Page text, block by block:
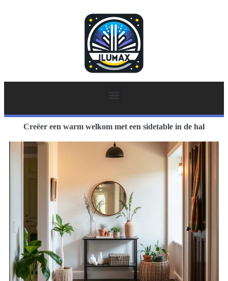
Creëer een warm welkom met een sidetable in de hal